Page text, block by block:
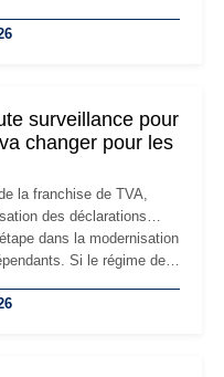
marque… Le
surveillance pour
changer pour les
la franchise de TVA,
des déclarations…
dans la modernisation
Si le régime de
à un environnement